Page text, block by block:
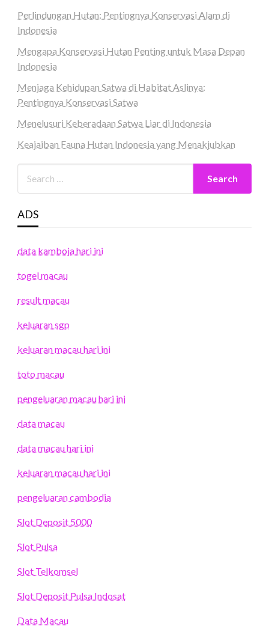
Perlindungan Hutan: Pentingnya Konservasi Alam di
Indonesia
Mengapa Konservasi Hutan Penting untuk Masa Depan
Indonesia
Menjaga Kehidupan Satwa di Habitat Aslinya:
Pentingnya Konservasi Satwa
Menelusuri Keberadaan Satwa Liar di Indonesia
Keajaiban Fauna Hutan Indonesia yang Menakjubkan
ADS
data kamboja hari ini
togel macau
result macau
keluaran sgp
keluaran macau hari ini
toto macau
pengeluaran macau hari ini
data macau
data macau hari ini
keluaran macau hari ini
pengeluaran cambodia
Slot Deposit 5000
Slot Pulsa
Slot Telkomsel
Slot Deposit Pulsa Indosat
Data Macau